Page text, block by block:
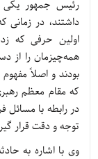
رئیس جمهور یکی
داشتند، در
اولین حرفی که
همه‌چیزمان را از
بودند و اصلاً
که مقام معظم
در رابطه با مسائل
توجه و دقت قرار
وی با اشاره به